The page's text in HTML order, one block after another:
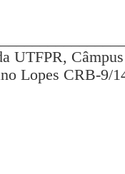
UTFPR,
Lopes CRB-9/